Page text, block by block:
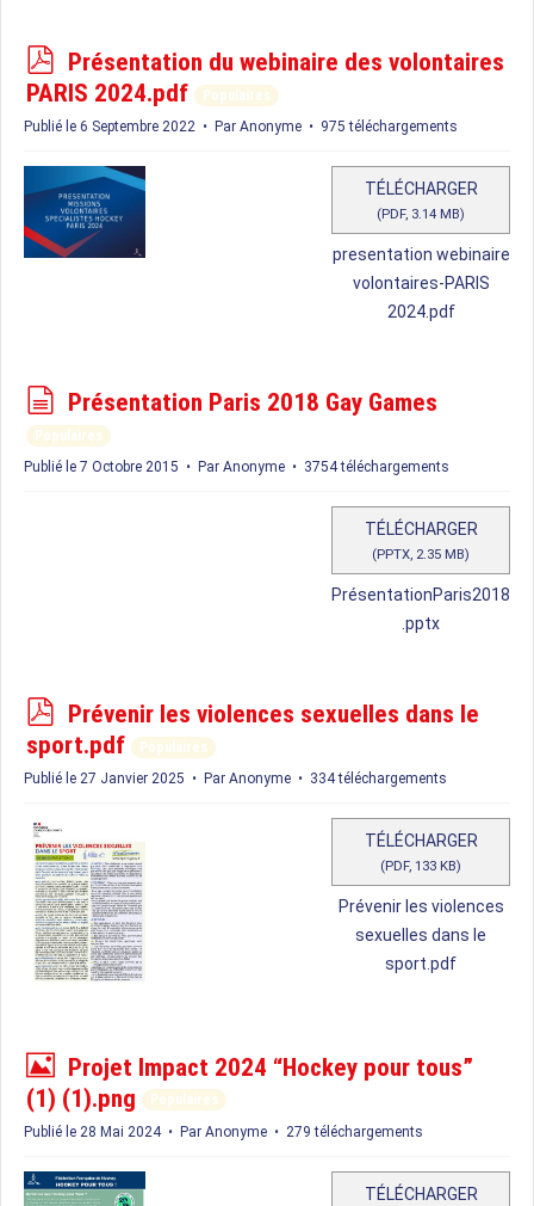
p
d
f
Présentation du webinaire des volontaires
PARIS 2024.pdf
Populaires
Publié le 6 Septembre 2022
Par Anonyme 975 téléchargements
TÉLÉCHARGER
(PDF, 3.14 MB)
presentation webinaire
volontaires-PARIS
2024.pdf
d
o
c
Présentation Paris 2018 Gay Games
Populaires
Publié le 7 Octobre 2015
Par Anonyme 3754 téléchargements
TÉLÉCHARGER
(PPTX, 2.35 MB)
PrésentationParis2018
.pptx
p
d
f
Prévenir les violences sexuelles dans le
sport.pdf
Populaires
Publié le 27 Janvier 2025
Par Anonyme 334 téléchargements
TÉLÉCHARGER
(PDF, 133 KB)
Prévenir les violences
sexuelles dans le
sport.pdf
m
a
e
Projet Impact 2024 “Hockey pour tous”
(1) (1).png
Populaires
Publié le 28 Mai 2024
Par Anonyme 279 téléchargements
TÉLÉCHARGER